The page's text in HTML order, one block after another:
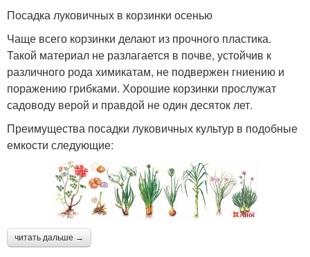
Посадка луковичных в корзинки осенью
Чаще всего корзинки делают из прочного пластика.
Такой материал не разлагается в почве, устойчив к
различного рода химикатам, не подвержен гниению и
поражению грибками. Хорошие корзинки прослужат
садоводу верой и правдой не один десяток лет.
Преимущества посадки луковичных культур в подобные
емкости следующие:
читать дальше →